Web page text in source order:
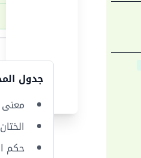
جدول
معنى
حكم